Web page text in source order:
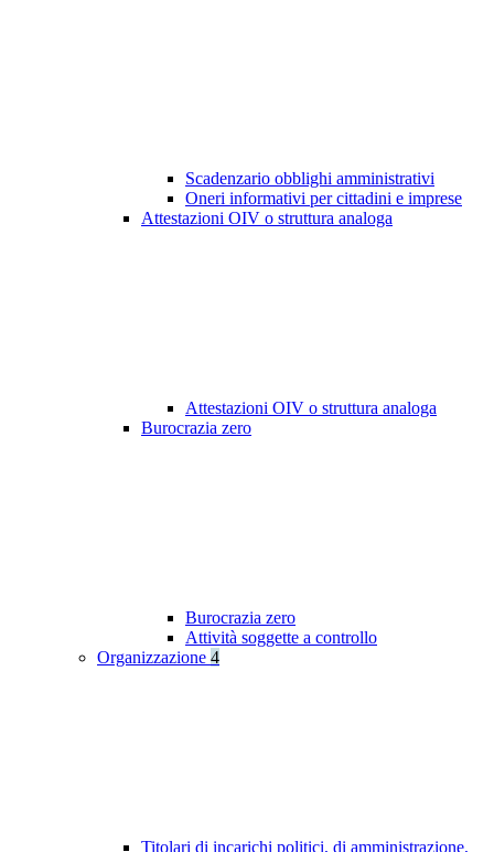
Scadenzario obblighi amministrativi
Oneri informativi per cittadini e imprese
Attestazioni OIV o struttura analoga
Attestazioni OIV o struttura analoga
Burocrazia zero
Burocrazia zero
Attività soggette a controllo
Organizzazione 4
Titolari di incarichi politici, di amministrazione,